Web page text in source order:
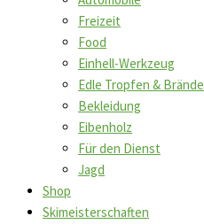
Freizeit
Food
Einhell-Werkzeug
Edle Tropfen & Brände
Bekleidung
Eibenholz
Für den Dienst
Jagd
Shop
Skimeisterschaften